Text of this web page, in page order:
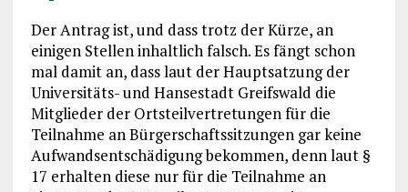
Der Antrag ist, und dass trotz der Kürze, an
einigen Stellen inhaltlich falsch. Es fängt schon
mal damit an, dass laut der Hauptsatzung der
Universitäts- und Hansestadt Greifswald die
Mitglieder der Ortsteilvertretungen für die
Teilnahme an Bürgerschaftssitzungen gar keine
Aufwandsentschädigung bekommen, denn laut §
17 erhalten diese nur für die Teilnahme an